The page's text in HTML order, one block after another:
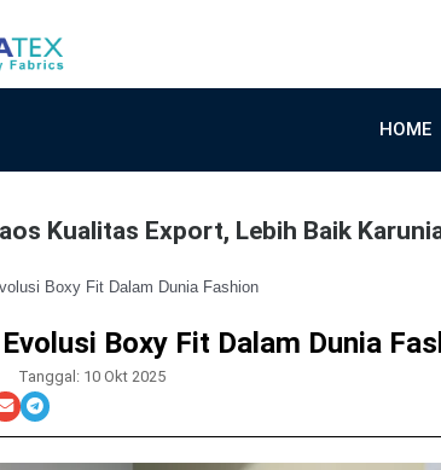
HOME
Kualitas Export, Lebih Baik
Boxy Fit Dalam Dunia Fashion
Boxy Fit Dalam Dunia
Tanggal: 10 Okt 2025